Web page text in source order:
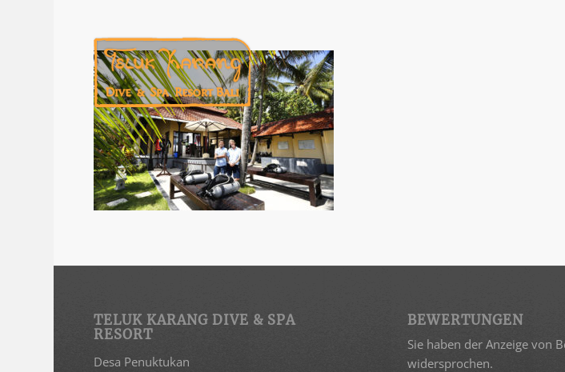
TELUK KARANG DIVE & SPA
RESORT
Desa Penuktukan
BEWERTUNGEN
Sie haben der Anzeige von
widersprochen.